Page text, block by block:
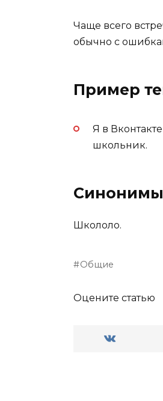
Чаще всего
обычно с
Пример
Я в
школьник.
Школоло.
Общие
Оцените статью